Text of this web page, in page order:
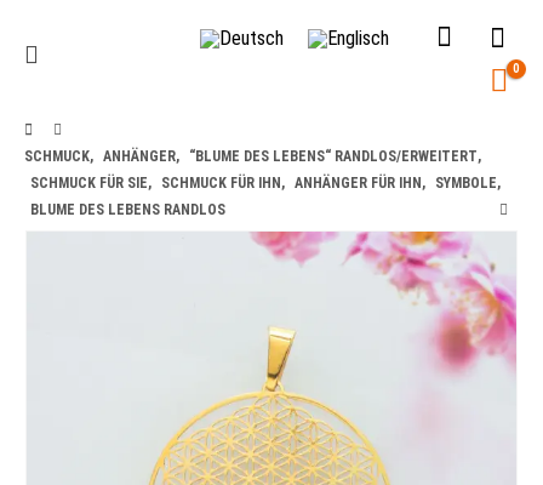
0
SCHMUCK, ANHÄNGER, “BLUME DES LEBENS“ RANDLOS/ERWEITERT,
SCHMUCK FÜR SIE, SCHMUCK FÜR IHN, ANHÄNGER FÜR IHN, SYMBOLE,
BLUME DES LEBENS RANDLOS